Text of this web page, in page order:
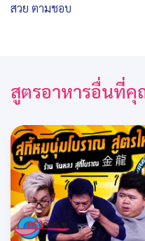
สวย ตามชอบ
สูตรอาหารอื่นที่คุ